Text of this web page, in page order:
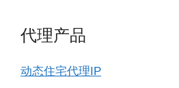
代理产品
动态住宅代理IP